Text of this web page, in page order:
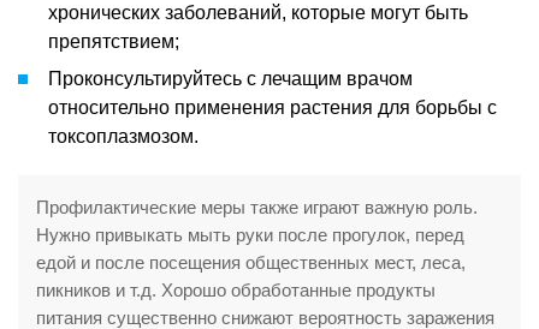
хронических заболеваний, которые могут быть
препятствием;
Проконсультируйтесь с лечащим врачом
относительно применения растения для борьбы с
токсоплазмозом.
Профилактические меры также играют важную роль.
Нужно привыкать мыть руки после прогулок, перед
едой и после посещения общественных мест, леса,
пикников и т.д. Хорошо обработанные продукты
питания существенно снижают вероятность заражения